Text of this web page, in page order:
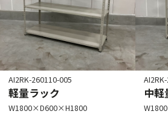
AI2RK-260110-005
軽量ラック
W1800×D600×H1800
中軽